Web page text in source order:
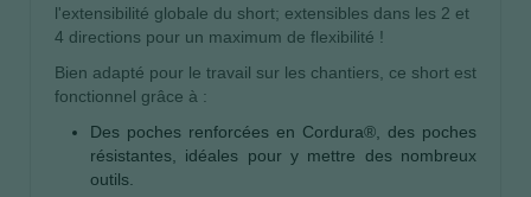
l'extensibilité globale du short; extensibles dans les 2 et
4 directions pour un maximum de flexibilité !
Bien adapté pour le travail sur les chantiers, ce short est
fonctionnel grâce à :
Des poches renforcées en Cordura®, des poches
résistantes, idéales pour y mettre des nombreux
outils.